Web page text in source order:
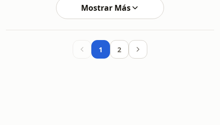
Mostrar Más
1 2